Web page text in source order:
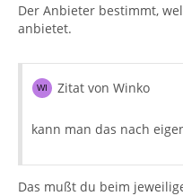
Der Anbieter bestimmt,
anbietet.
Zitat von Winko
kann man das nach
Das mußt du beim